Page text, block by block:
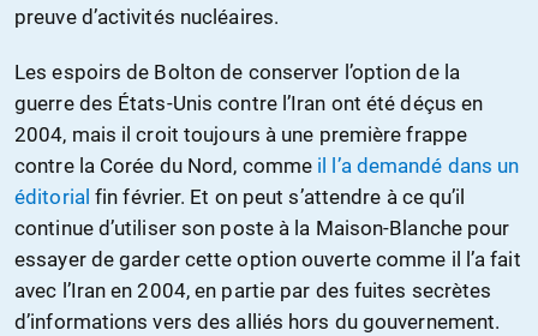
preuve d’activités nucléaires.
Les espoirs de Bolton de conserver l’option de la
guerre des États-Unis contre l’Iran ont été déçus en
2004, mais il croit toujours à une première frappe
contre la Corée du Nord, comme il l’a demandé dans un
éditorial fin février. Et on peut s’attendre à ce qu’il
continue d’utiliser son poste à la Maison-Blanche pour
essayer de garder cette option ouverte comme il l’a fait
avec l’Iran en 2004, en partie par des fuites secrètes
d’informations vers des alliés hors du gouvernement.